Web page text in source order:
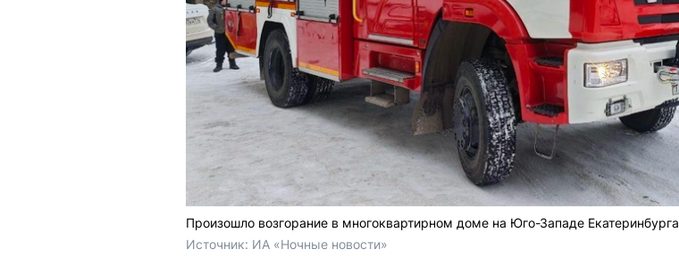
Произошло возгорание в многоквартирном доме на Юго-Западе Екатеринбурга
Источник: ИА «Ночные новости»